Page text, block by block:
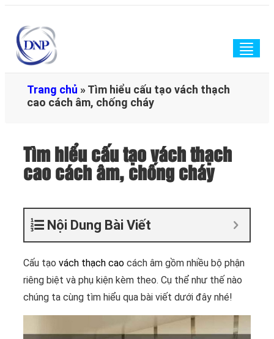
Trang chủ »Tìm hiểu cấu tạo vách thạch
cao cách âm, chống cháy
Tìm hiểu cấu tạo vách thạch
cao cách âm, chống cháy
Nội Dung Bài Viết
Cấu tạo vách thạch cao cách âm gồm nhiều bộ phận
riêng biệt và phụ kiện kèm theo. Cụ thể như thế nào
chúng ta cùng tìm hiểu qua bài viết dưới đây nhé!